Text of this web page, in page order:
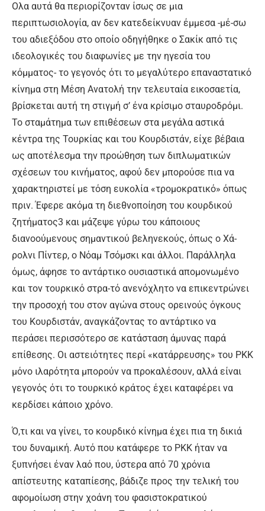
Ολα αυτά θα περιορίζονταν ίσως σε μια
περιπτωσιολογία, αν δεν κατεδείκνυαν έμμεσα -μέ-σω
του αδιεξόδου στο οποίο οδηγήθηκε ο Σακίκ από τις
ιδεολογικές του διαφωνίες με την ηγεσία του
κόμματος- το γεγονός ότι το μεγαλύτερο επαναστατικό
κίνημα στη Μέση Ανατολή την τελευταία εικοσαετία,
βρίσκεται αυτή τη στιγμή σ’ ένα κρίσιμο σταυροδρόμι.
Το σταμάτημα των επιθέσεων στα μεγάλα αστικά
κέντρα της Τουρκίας και του Κουρδιστάν, είχε βέβαια
ως αποτέλεσμα την προώθηση των διπλωματικών
σχέσεων του κινήματος, αφού δεν μπορούσε πια να
χαρακτηριστεί με τόση ευκολία «τρομοκρατικό» όπως
πριν. Έφερε ακόμα τη διεθνοποίηση του κουρδικού
ζητήματος3 και μάζεψε γύρω του κάποιους
διανοούμενους σημαντικού βεληνεκούς, όπως ο Χά-
ρολνι Πίντερ, ο Νόαμ Τσόμσκι και άλλοι. Παράλληλα
όμως, άφησε το αντάρτικο ουσιαστικά απομονωμένο
και τον τουρκικό στρα-τό ανενόχλητο να επικεντρώνει
την προσοχή του στον αγώνα στους ορεινούς όγκους
του Κουρδιστάν, αναγκάζοντας το αντάρτικο να
περάσει περισσότερο σε κατάσταση άμυνας παρά
επίθεσης. Οι αστειότητες περί «κατάρρευσης» του ΡΚΚ
μόνο ιλαρότητα μπορούν να προκαλέσουν, αλλά είναι
γεγονός ότι το τουρκικό κράτος έχει καταφέρει να
κερδίσει κάποιο χρόνο.
Ό,τι και να γίνει, το κουρδικό κίνημα έχει πια τη δικιά
του δυναμική. Αυτό που κατάφερε το ΡΚΚ ήταν να
ξυπνήσει έναν λαό που, ύστερα από 70 χρόνια
απίστευτης καταπίεσης, βάδιζε προς την τελική του
αφομοίωση στην χοάνη του φασιστοκρατικού